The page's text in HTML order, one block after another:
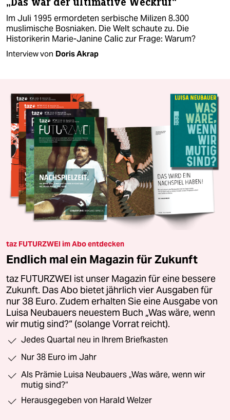
Im Juli 1995 ermordeten serbische Milizen 8.300
muslimische Bosniaken. Die Welt schaute zu. Die
Historikerin Marie-Janine Calic zur Frage: Warum?
Interview von Doris Akrap
taz FUTURZWEI im Abo entdecken
Endlich mal ein Magazin für Zukunft
taz FUTURZWEI ist unser Magazin für eine bessere
Zukunft. Das Abo bietet jährlich vier Ausgaben für
nur 38 Euro. Zudem erhalten Sie eine Ausgabe von
Luisa Neubauers neuestem Buch „Was wäre, wenn
wir mutig sind?“ (solange Vorrat reicht).
Jedes Quartal neu in Ihrem Briefkasten
Nur 38 Euro im Jahr
Als Prämie Luisa Neubauers „Was wäre, wenn wir
mutig sind?“
Herausgegeben von Harald Welzer